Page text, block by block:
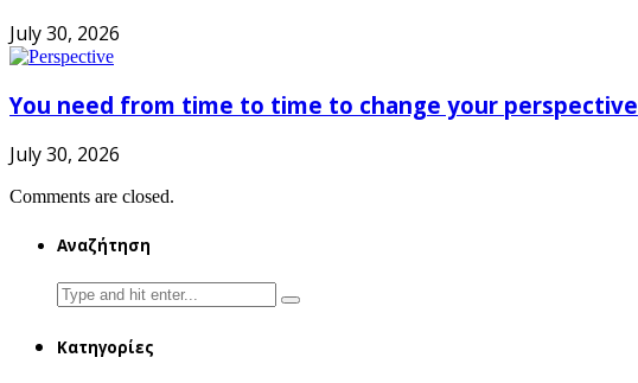
July 30, 2026
You need from time to time to change your perspective
July 30, 2026
Comments are closed.
Αναζήτηση
Search
for:
Κατηγορίες